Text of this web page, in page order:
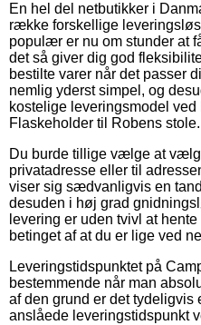
En hel del netbutikker i
række forskellige
populær er nu om stunder at
det så giver dig god
bestilte varer når det passer
nemlig yderst simpel, og
kostelige leveringsmodel
Flaskeholder til Robens stole.
Du burde tillige vælge at
privatadresse eller til
viser sig sædvanligvis en
desuden i høj grad
levering er uden tvivl at
betinget af at du er lige ved
Leveringstidspunktet på
bestemmende når man
af den grund er det tydeligvis
anslåede leveringstidspunkt